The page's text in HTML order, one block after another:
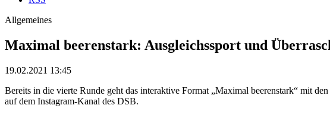
Allgemeines
Maximal beerenstark: Ausgleichssport und
19.02.2021 13:45
Bereits in die vierte Runde geht das interaktive Format „Maximal beerenstark“ mit
auf dem Instagram-Kanal des DSB.